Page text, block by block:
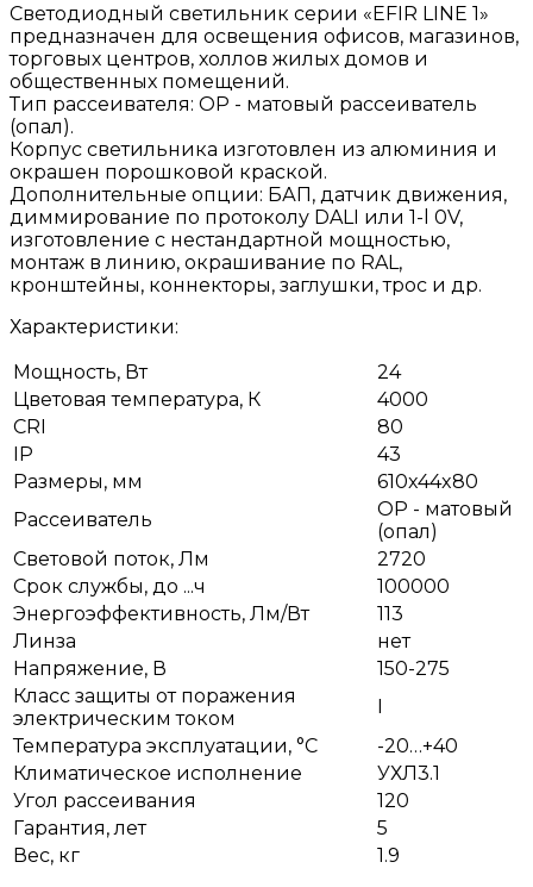
Светодиодный светильник серии «EFIR LINE 1»
предназначен для освещения офисов, магазинов,
торговых центров, холлов жилых домов и
общественных помещений.
Тип рассеивателя: ОР - матовый рассеиватель
(опал).
Корпус светильника изготовлен из алюминия и
окрашен порошковой краской.
Дополнительные опции: БАП, датчик движения,
диммирование по протоколу DALI или 1-l 0V,
изготовление с нестандартной мощностью,
монтаж в линию, окрашивание по RAL,
кронштейны, коннекторы, заглушки, трос и др.
Характеристики:
Мощность, Вт
24
Цветовая температура, К
4000
CRI
80
IP
43
Размеры, мм
610x44x80
Рассеиватель
OP - матовый
(опал)
Световой поток, Лм
2720
Срок службы, до ...ч
100000
Энергоэффективность, Лм/Вт
113
Линза
нет
Напряжение, В
150-275
Класс защиты от поражения
электрическим током
I
Температура эксплуатации, °С
-20…+40
Климатическое исполнение
УХЛ3.1
Угол рассеивания
120
Гарантия, лет
5
Вес, кг
1.9